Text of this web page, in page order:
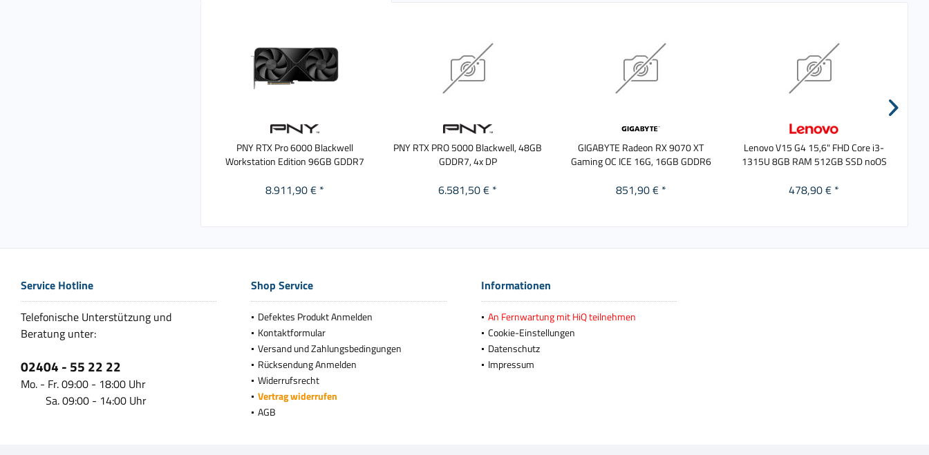
PNY RTX Pro 6000 Blackwell
Workstation Edition 96GB GDDR7
8.911,90 € *
PNY RTX PRO 5000 Blackwell, 48GB
GDDR7, 4x DP
6.581,50 € *
GIGABYTE Radeon RX 9070 XT
Gaming OC ICE 16G, 16GB GDDR6
851,90 € *
Lenovo V15 G4 15,6" FHD Core i3-
1315U 8GB RAM 512GB SSD noOS
478,90 € *
Service Hotline
Telefonische Unterstützung und
Beratung unter:
02404 - 55 22 22
Mo. - Fr. 09:00 - 18:00 Uhr
Sa. 09:00 - 14:00 Uhr
Shop Service
Defektes Produkt Anmelden
Kontaktformular
Versand und Zahlungsbedingungen
Rücksendung Anmelden
Widerrufsrecht
Vertrag widerrufen
AGB
Informationen
An Fernwartung mit HiQ teilnehmen
Cookie-Einstellungen
Datenschutz
Impressum